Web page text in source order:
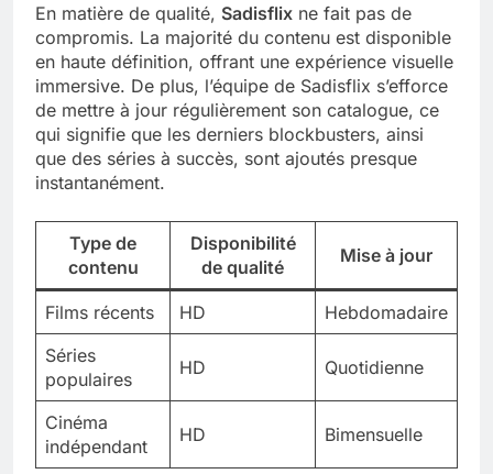
En matière de qualité, Sadisflix ne fait pas de
compromis. La majorité du contenu est disponible
en haute définition, offrant une expérience visuelle
immersive. De plus, l’équipe de Sadisflix s’efforce
de mettre à jour régulièrement son catalogue, ce
qui signifie que les derniers blockbusters, ainsi
que des séries à succès, sont ajoutés presque
instantanément.
Type de
contenu
Disponibilité
de qualité
Mise à jour
Films récents HD
Hebdomadaire
Séries
populaires
HD Quotidienne
Cinéma
indépendant
HD Bimensuelle